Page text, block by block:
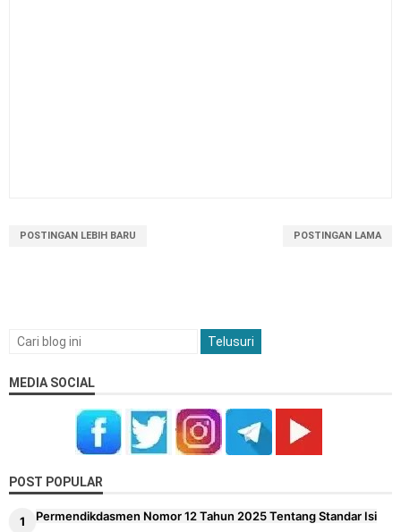
POSTINGAN LEBIH BARU POSTINGAN LAMA
MEDIA SOCIAL
POST POPULAR
Permendikdasmen Nomor 12 Tahun 2025 Tentang Standar Isi